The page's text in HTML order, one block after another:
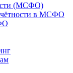
(МСФО)
в МСФО